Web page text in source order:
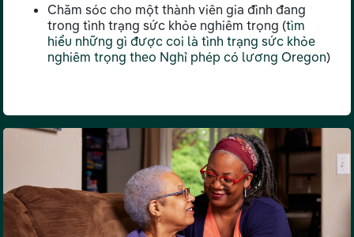
Chăm sóc cho một thành viên gia đình đang
trong tình trạng sức khỏe nghiêm trọng (tìm
hiểu những gì được coi là tình trạng sức khỏe
nghiêm trọng theo Nghỉ phép có lương Oregon)